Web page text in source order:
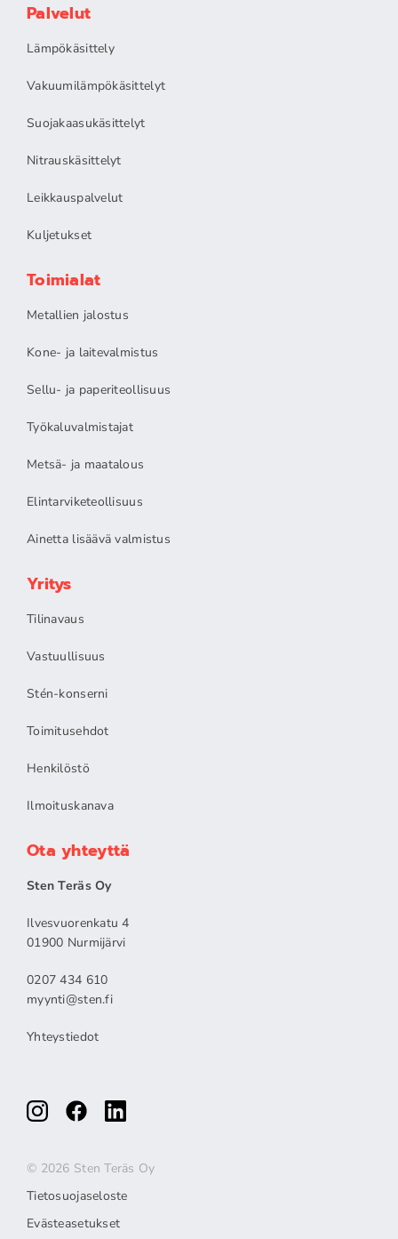
Palvelut
Lämpökäsittely
Vakuumilämpökäsittelyt
Suojakaasukäsittelyt
Nitrauskäsittelyt
Leikkauspalvelut
Kuljetukset
Toimialat
Metallien jalostus
Kone- ja laitevalmistus
Sellu- ja paperiteollisuus
Työkaluvalmistajat
Metsä- ja maatalous
Elintarviketeollisuus
Ainetta lisäävä valmistus
Yritys
Tilinavaus
Vastuullisuus
Stén-konserni
Toimitusehdot
Henkilöstö
Ilmoituskanava
Ota yhteyttä
Sten Teräs Oy
Ilvesvuorenkatu 4
01900 Nurmijärvi
0207 434 610
myynti@sten.fi
Yhteystiedot
© 2026 Sten Teräs Oy
Tietosuojaseloste
Evästeasetukset